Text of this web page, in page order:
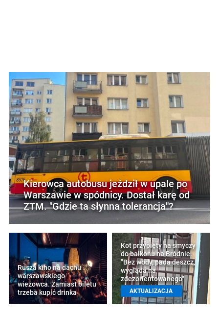
Kierowca autobusu jeździł w upale po
Warszawie w spódnicy. Dostał karę od
ZTM. "Gdzie ta słynna tolerancja"?
Rusza kino na dachu
warszawskiego
wieżowca. Zamiast biletu
trzeba kupić drinka
Kot przypięty na smyczy
do balkonu na Bródnie.
"Bez wody, pada deszcz,
wygląda na
zdezorientowanego"
AKTUALIZACJA